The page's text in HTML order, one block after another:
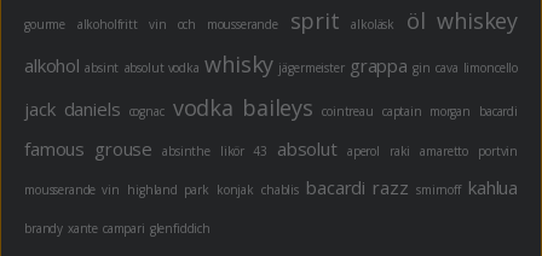
gourme alkoholfritt vin och mousserande sprit alkoläsk öl whiskey
alkohol absint absolut vodka whisky jägermeister grappa gin cava limoncello
jack daniels cognac vodka baileys cointreau captain morgan bacardi
famous grouse absinthe likör 43 absolut aperol raki amaretto portvin
mousserande vin highland park konjak chablis bacardi razz smirnoff kahlua
brandy xante campari glenfiddich